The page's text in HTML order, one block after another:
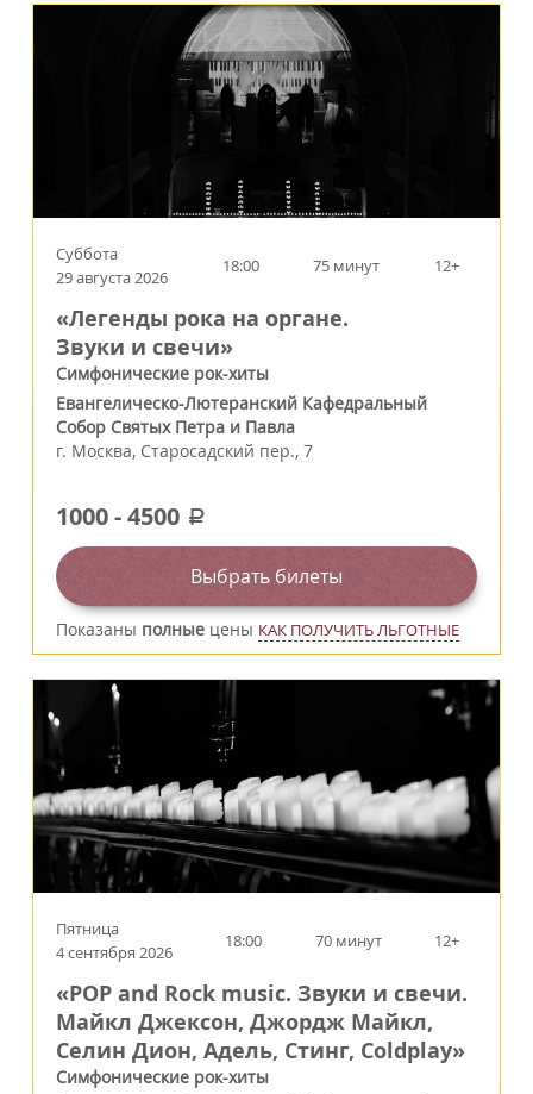
Суббота
29 августа 2026
18:00 75 минут 12+
«Легенды рока на органе.
Звуки и свечи»
Симфонические рок-хиты
Евангелическо-Лютеранский Кафедральный
Собор Святых Петра и Павла
г. Москва, Старосадский пер., 7
1000-4500 a
Выбрать билеты
Показаны полные цены КАК ПОЛУЧИТЬ ЛЬГОТНЫЕ
Пятница
4 сентября 2026
18:00 70 минут 12+
«POP and Rock music. Звуки и свечи.
Майкл Джексон, Джордж Майкл,
Селин Дион, Адель, Стинг, Coldplay»
Симфонические рок-хиты